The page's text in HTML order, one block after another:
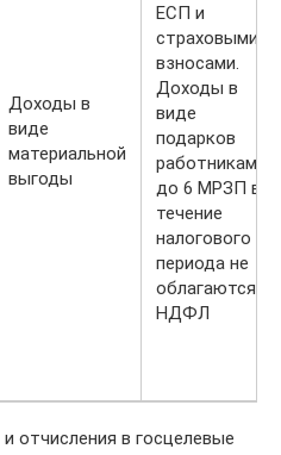
Доходы в
виде
материальной
выгоды
ЕСП и
страховыми
взносами.
Доходы в
виде
подарков
работникам
до 6 МРЗП в
течение
налогового
периода не
облагаются
НДФЛ
в госцелевые